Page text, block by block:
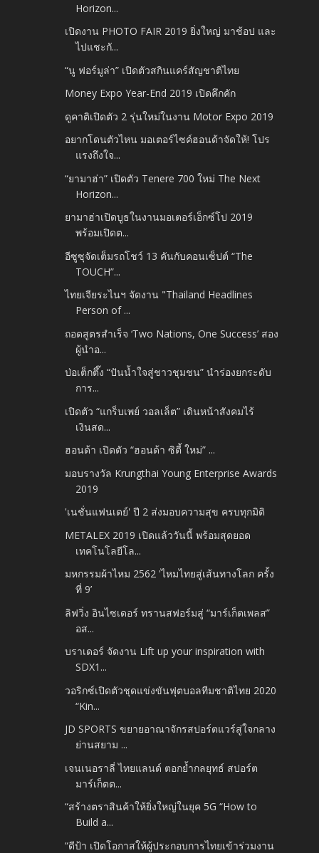
Horizon...
เปิดงาน PHOTO FAIR 2019 ยิ่งใหญ่ มาช้อป และ
ไปแชะกั...
“นู ฟอร์มูล่า” เปิดตัวสกินแคร์สัญชาติไทย
Money Expo Year-End 2019 เปิดคึกคัก
ดูคาติเปิดตัว 2 รุ่นใหม่ในงาน Motor Expo 2019
อยากโดนตัวไหน มอเตอร์ไซค์ฮอนด้าจัดให้! โปร
แรงถึงใจ...
“ยามาฮ่า” เปิดตัว Tenere 700 ใหม่ The Next
Horizon...
ยามาฮ่าเปิดบูธในงานมอเตอร์เอ็กซ์โป 2019
พร้อมเปิดต...
อีซูซุจัดเต็มรถโชว์ 13 คันกับคอนเซ็ปต์ “The
TOUCH”...
ไทยเจียระไนฯ จัดงาน "Thailand Headlines
Person of ...
ถอดสูตรสำเร็จ ‘Two Nations, One Success’ สอง
ผู้นำอ...
ป่อเต็กตึ๊ง “ปันน้ำใจสู่ชาวชุมชน” นำร่องยกระดับ
การ...
เปิดตัว “แกร็บเพย์ วอลเล็ต” เดินหน้าสังคมไร้
เงินสด...
ฮอนด้า เปิดตัว “ฮอนด้า ซิตี้ ใหม่” ...
มอบรางวัล Krungthai Young Enterprise Awards
2019
'เนชั่นแฟนเดย์' ปี 2 ส่งมอบความสุข ครบทุกมิติ
METALEX 2019 เปิดแล้ววันนี้ พร้อมสุดยอด
เทคโนโลยีโล...
มหกรรมผ้าไหม 2562 'ไหมไทยสู่เส้นทางโลก ครั้ง
ที่ 9’
ลิฟวิ่ง อินไซเดอร์ ทรานสฟอร์มสู่ “มาร์เก็ตเพลส”
อส...
บราเดอร์ จัดงาน Lift up your inspiration with
SDX1...
วอริกซ์เปิดตัวชุดแข่งขันฟุตบอลทีมชาติไทย 2020
“Kin...
JD SPORTS ขยายอาณาจักรสปอร์ตแวร์สู่ใจกลาง
ย่านสยาม ...
เจนเนอราลี่ ไทยแลนด์ ตอกย้ำกลยุทธ์ สปอร์ต
มาร์เก็ตต...
“สร้างตราสินค้าให้ยิ่งใหญ่ในยุค 5G “How to
Build a...
“ดีป้า เปิดโอกาสให้ผู้ประกอบการไทยเข้าร่วมงาน